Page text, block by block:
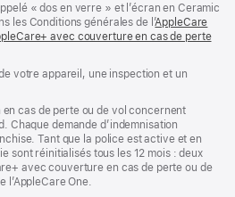
« dos en verre » et l’écran en Ceramic
les Conditions générales de l’AppleCare
avec couverture en cas de perte
votre appareil, une inspection et un
en cas de perte ou de vol concernent
Chaque demande d’indemnisation
Tant que la police est active et en
sont réinitialisés tous les 12 mois : deux
avec couverture en cas de perte ou de
l’AppleCare One.